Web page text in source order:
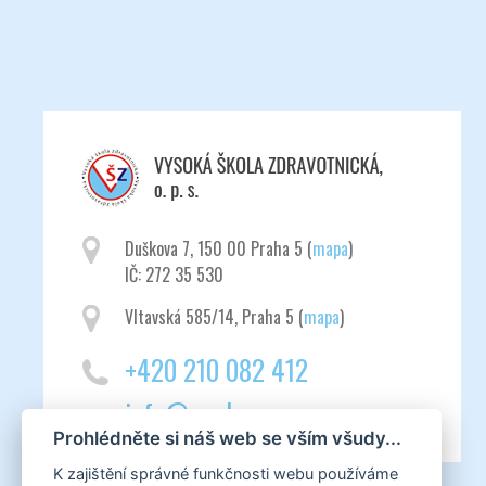
Duškova 7, 150 00 Praha 5 (mapa)
IČ: 272 35 530
Vltavská 585/14, Praha 5 (mapa)
+420 210 082 412
info@vszdrav.cz
Prohlédněte si náš web se vším všudy...
K zajištění správné funkčnosti webu používáme